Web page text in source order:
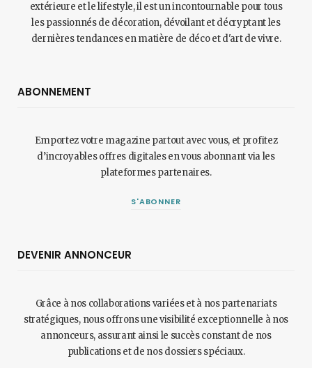
extérieure et le lifestyle, il est un incontournable pour tous
les passionnés de décoration, dévoilant et décryptant les
dernières tendances en matière de déco et d'art de vivre.
ABONNEMENT
Emportez votre magazine partout avec vous, et profitez
d’incroyables offres digitales en vous abonnant via les
plateformes partenaires.
S'ABONNER
DEVENIR ANNONCEUR
Grâce à nos collaborations variées et à nos partenariats
stratégiques, nous offrons une visibilité exceptionnelle à nos
annonceurs, assurant ainsi le succès constant de nos
publications et de nos dossiers spéciaux.